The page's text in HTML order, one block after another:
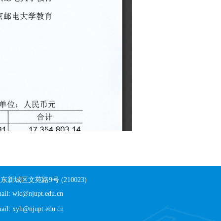
新城区文苑路9号 (210023)
wlc@njupt.edu.cn
xyh@njupt.edu.cn